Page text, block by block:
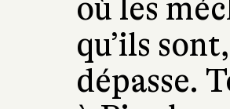
où les
qu’ils
dépasse.